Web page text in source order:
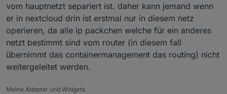
vom hauptnetzt separiert ist. daher kann jemand wenn
er in nextcloud drin ist erstmal nur in diesem netz
operieren, da alle ip packchen welche für ein anderes
netzt bestimmt sind vom router (in diesem fall
übernimmt das containermanagement das routing) nicht
weitergeleitet werden.
Meine Adapter und Widgets